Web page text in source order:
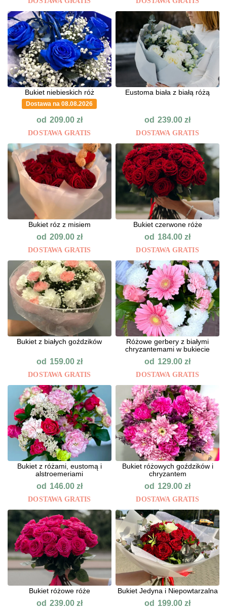
Bukiet niebieskich róż
Dostawa na 08.08.2026
od 209.00 zł
DOSTAWA GRATIS
Eustoma biała z białą różą
od 239.00zł
DOSTAWA GRATIS
Bukiet róz z misiem
od 209.00 zł
DOSTAWA GRATIS
Bukiet czerwone róże
od 184.00zł
DOSTAWA GRATIS
Bukiet z białych goździków
od 159.00 zł
DOSTAWA GRATIS
Różowe gerbery z białymi
chryzantemami w bukiecie
od 129.00zł
DOSTAWA GRATIS
Bukiet z różami, eustomą i
alstroemeriami
od 146.00 zł
DOSTAWA GRATIS
Bukiet różowych goździków i
chryzantem
od 129.00zł
DOSTAWA GRATIS
Bukiet różowe róże
od 239.00 zł
Bukiet Jedyna i Niepowtarzalna
od 199.00zł